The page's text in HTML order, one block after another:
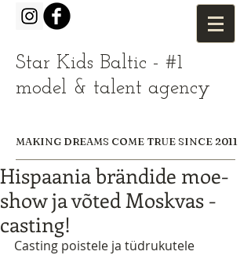
Star Kids Baltic - #1
model & talent agency
MAKING DREAMS COME TRUE SINCE 2011
Hispaania brändide moe-
show ja võted Moskvas -
casting!
Casting poistele ja tüdrukutele